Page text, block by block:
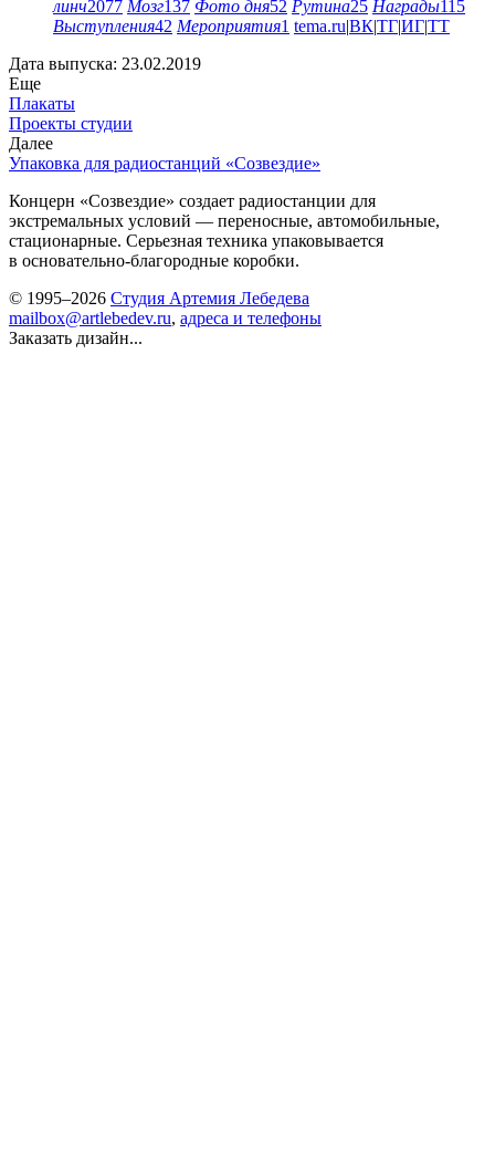
линч2077 Мозг137 Фото дня52 Рутина25 Награды115
Выступления42 Мероприятия1 tema.ru|ВК|ТГ|ИГ|ТТ
Дата выпуска: 23.02.2019
Еще
Плакаты
Проекты студии
Далее
Упаковка для радиостанций «Созвездие»
Концерн «Созвездие» создает радиостанции для
экстремальных условий — переносные, автомобильные,
стационарные. Серьезная техника упаковывается
в основательно-благородные коробки.
© 1995–2026 Студия Артемия Лебедева
mailbox@artlebedev.ru, адреса и телефоны
Заказать дизайн...